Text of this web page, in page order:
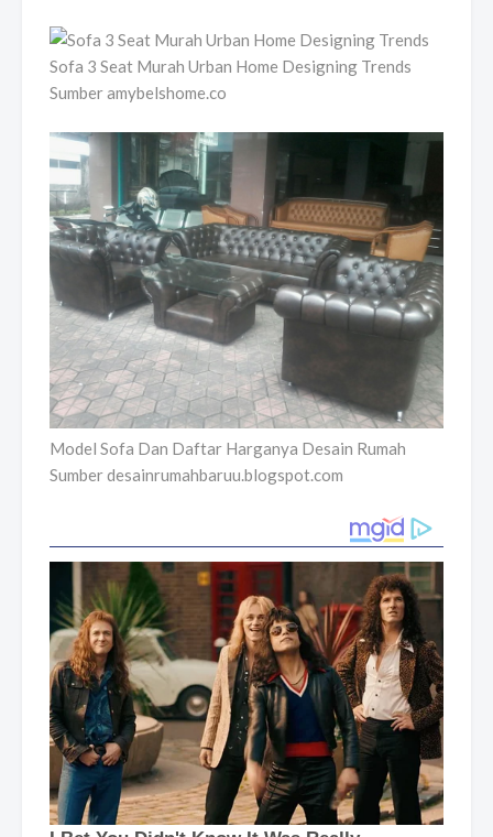
Sofa 3 Seat Murah Urban Home Designing Trends
Sumber amybelshome.co
Model Sofa Dan Daftar Harganya Desain Rumah
Sumber desainrumahbaruu.blogspot.com